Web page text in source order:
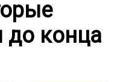
до конца